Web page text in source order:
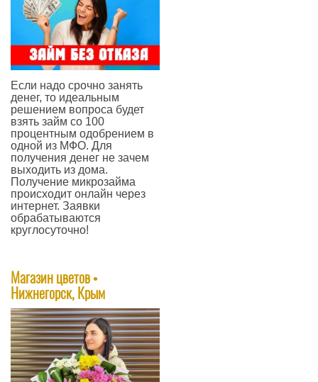
Если надо срочно занять
денег, то идеальным
решением вопроса будет
взять займ со 100
процентным одобрением в
одной из МФО. Для
получения денег не зачем
выходить из дома.
Получение микрозайма
происходит онлайн через
интернет. Заявки
обрабатываются
круглосуточно!
Магазин цветов •
Нижнегорск, Крым